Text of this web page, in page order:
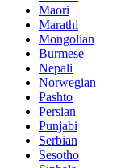
Maori
Marathi
Mongolian
Burmese
Nepali
Norwegian
Pashto
Persian
Punjabi
Serbian
Sesotho